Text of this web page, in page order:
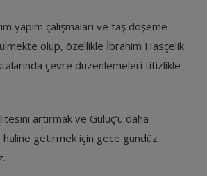
yapım çalışmaları ve taş döşeme
olup, özellikle İbrahim Hasçelik
çevre düzenlemeleri titizlikle
artırmak ve Gülüç’ü daha
getirmek için gece gündüz